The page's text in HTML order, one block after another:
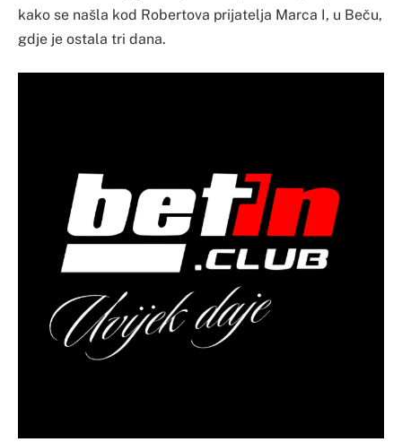
kako se našla kod Robertova prijatelja Marca I, u Beču,
gdje je ostala tri dana.